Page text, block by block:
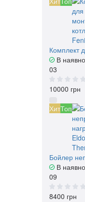
Комплект
В
03
10000 грн
ХитТоп
Бойлер
В
09
8400 грн